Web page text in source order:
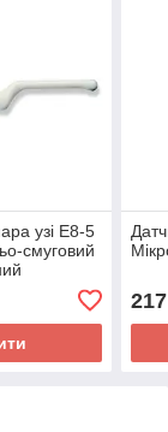
узі E8-5
смуговий